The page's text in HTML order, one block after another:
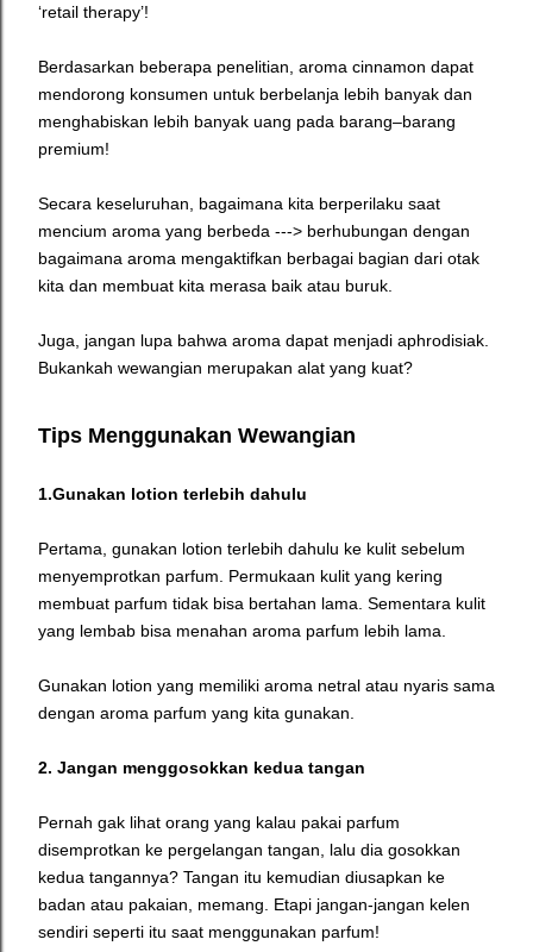
‘retail therapy’!
Berdasarkan beberapa penelitian, aroma cinnamon dapat
mendorong konsumen untuk berbelanja lebih banyak dan
menghabiskan lebih banyak uang pada barang–barang
premium!
Secara keseluruhan, bagaimana kita berperilaku saat
mencium aroma yang berbeda ---> berhubungan dengan
bagaimana aroma mengaktifkan berbagai bagian dari otak
kita dan membuat kita merasa baik atau buruk.
Juga, jangan lupa bahwa aroma dapat menjadi aphrodisiak.
Bukankah wewangian merupakan alat yang kuat?
Tips Menggunakan Wewangian
1.Gunakan lotion terlebih dahulu
Pertama, gunakan lotion terlebih dahulu ke kulit sebelum
menyemprotkan parfum. Permukaan kulit yang kering
membuat parfum tidak bisa bertahan lama. Sementara kulit
yang lembab bisa menahan aroma parfum lebih lama.
Gunakan lotion yang memiliki aroma netral atau nyaris sama
dengan aroma parfum yang kita gunakan.
2. Jangan menggosokkan kedua tangan
Pernah gak lihat orang yang kalau pakai parfum
disemprotkan ke pergelangan tangan, lalu dia gosokkan
kedua tangannya? Tangan itu kemudian diusapkan ke
badan atau pakaian, memang. Etapi jangan-jangan kelen
sendiri seperti itu saat menggunakan parfum!